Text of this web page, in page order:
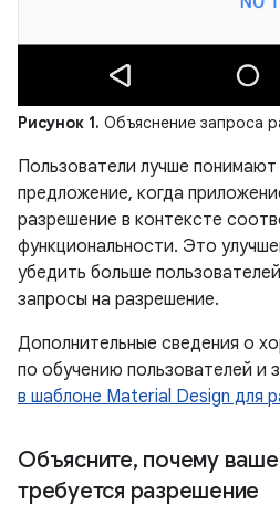
Рисунок 1. Объяснение запроса
Пользователи лучше
предложение, когда
разрешение в контексте
функциональности. Это
убедить больше
запросы на разрешение.
Дополнительные сведения о
по обучению пользователей и
в шаблоне Material Design для
Объясните, почему
требуется разрешение